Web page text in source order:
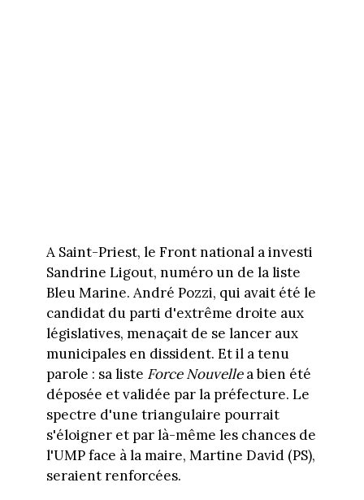
A Saint-Priest, le Front national a investi
Sandrine Ligout, numéro un de la liste
Bleu Marine. André Pozzi, qui avait été le
candidat du parti d'extrême droite aux
législatives, menaçait de se lancer aux
municipales en dissident. Et il a tenu
parole : sa liste Force Nouvellea bien été
déposée et validée par la préfecture. Le
spectre d'une triangulaire pourrait
s'éloigner et par là-même les chances de
l'UMP face à la maire, Martine David (PS),
seraient renforcées.